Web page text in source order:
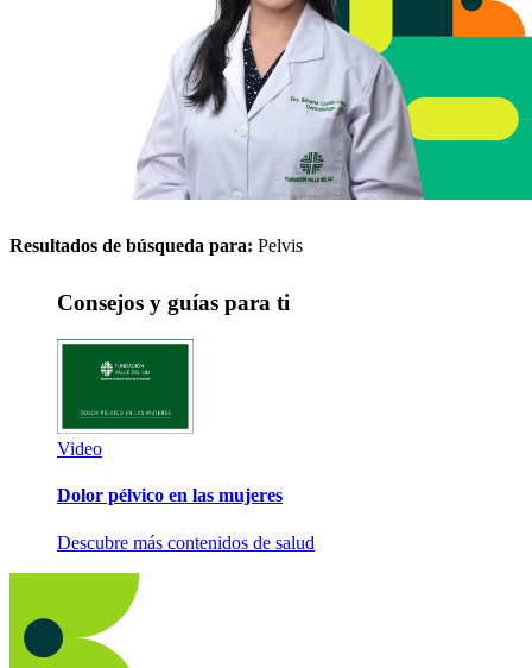
Resultados de búsqueda para: Pelvis
Consejos y guías para ti
Video
Dolor pélvico en las mujeres
Descubre más contenidos de salud